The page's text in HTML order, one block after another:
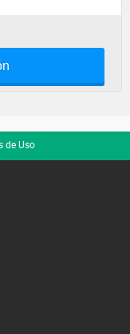
de Uso